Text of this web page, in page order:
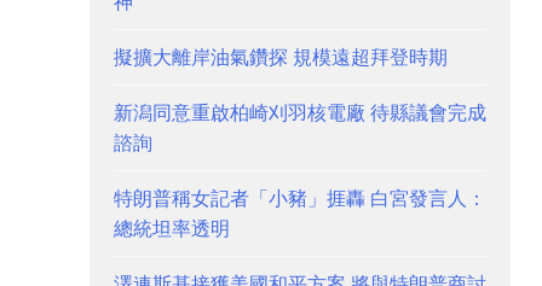
擬擴大離岸油氣鑽探 規模遠超拜登時期
新潟同意重啟柏崎刈羽核電廠 待縣議會完成
諮詢
特朗普稱女記者「小豬」捱轟 白宮發言人：
總統坦率透明